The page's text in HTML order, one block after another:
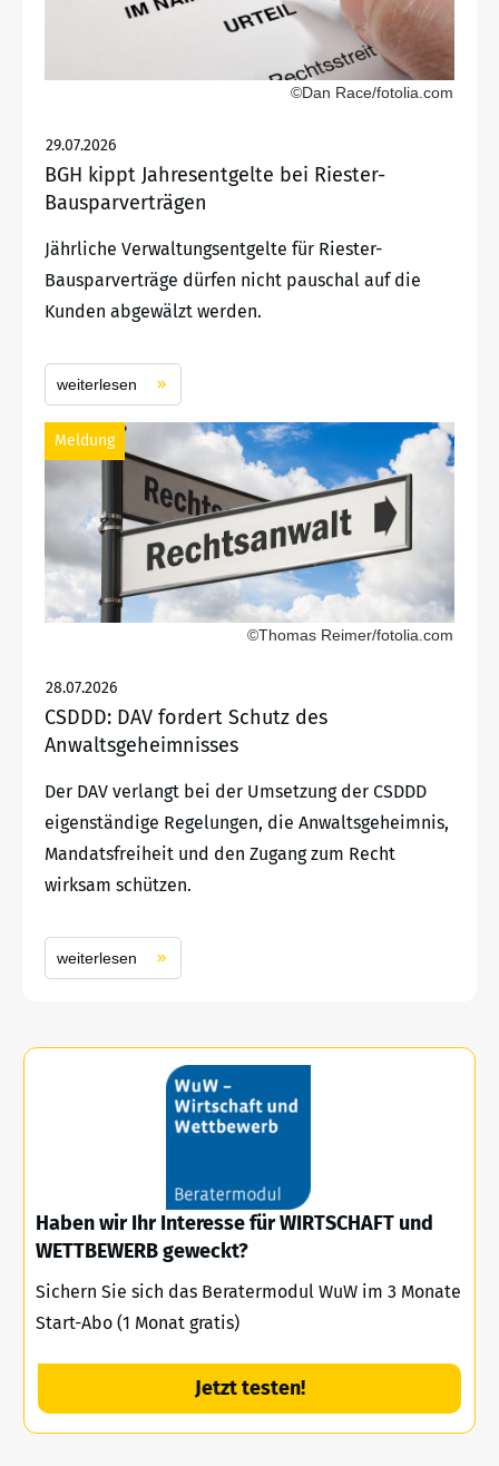
©Dan Race/fotolia.com
29.07.2026
BGH kippt Jahresentgelte bei Riester-
Bausparverträgen
Jährliche Verwaltungsentgelte für Riester-
Bausparverträge dürfen nicht pauschal auf die
Kunden abgewälzt werden.
weiterlesen
Meldung
©Thomas Reimer/fotolia.com
28.07.2026
CSDDD: DAV fordert Schutz des
Anwaltsgeheimnisses
Der DAV verlangt bei der Umsetzung der CSDDD
eigenständige Regelungen, die Anwaltsgeheimnis,
Mandatsfreiheit und den Zugang zum Recht
wirksam schützen.
weiterlesen
Haben wir Ihr Interesse für WIRTSCHAFT und
WETTBEWERB geweckt?
Sichern Sie sich das Beratermodul WuW im 3 Monate
Start-Abo (1 Monat gratis)
Jetzt testen!